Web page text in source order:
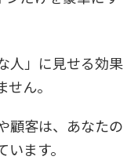
人」に見せる効果
ん。
顧客は、あなたの
ます。